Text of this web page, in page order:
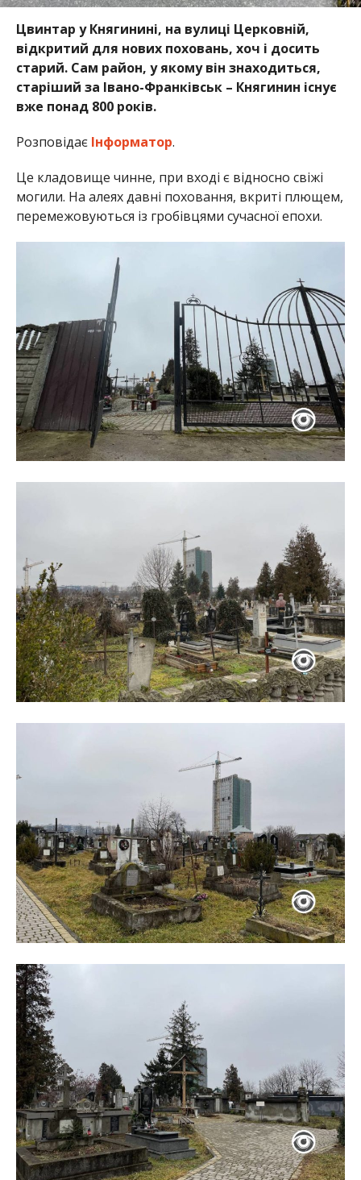
Цвинтар у Княгинині, на вулиці Церковній,
відкритий для нових поховань, хоч і досить
старий. Сам район, у якому він знаходиться,
старіший за Івано-Франківськ – Княгинин існує
вже понад 800 років.
Розповідає Інформатор.
Це кладовище чинне, при вході є відносно свіжі
могили. На алеях давні поховання, вкриті плющем,
перемежовуються із гробівцями сучасної епохи.